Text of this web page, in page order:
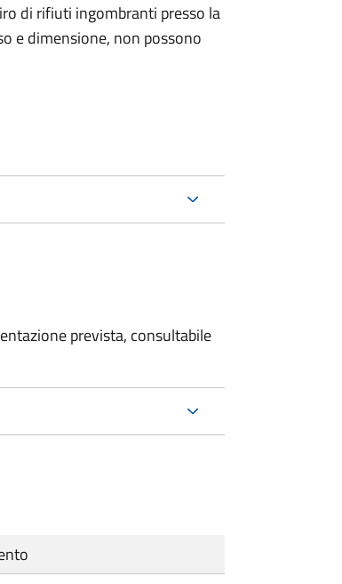
di rifiuti ingombranti presso la
e dimensione, non possono
prevista, consultabile